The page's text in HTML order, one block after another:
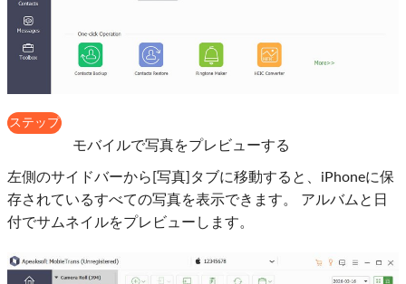
ステップ
モバイルで写真をプレビューする
左側のサイドバーから[写真]タブに移動すると、iPhoneに保
存されているすべての写真を表示できます。 アルバムと日
付でサムネイルをプレビューします。